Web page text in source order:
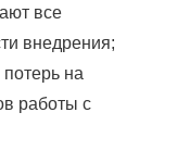
все
внедрения;
на
работы с